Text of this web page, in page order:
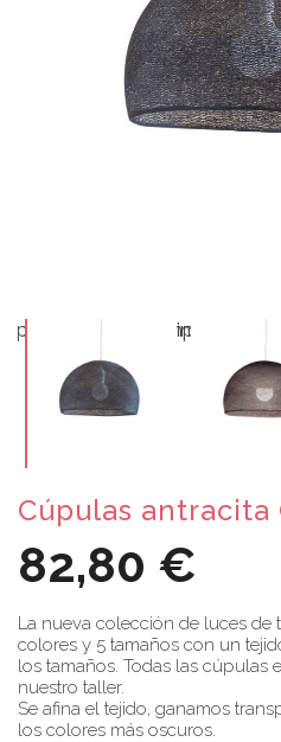
Cúpulas antracita
82,80 €
La nueva colección de luces de
colores y 5 tamaños con un
los tamaños. Todas las cúpulas
nuestro taller.
Se afina el tejido, ganamos
los colores más oscuros.